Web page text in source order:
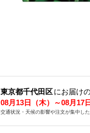
東京都千代田区にお届け
08月13日（木）～08月17
交通状況・天候の影響や注文が集中し